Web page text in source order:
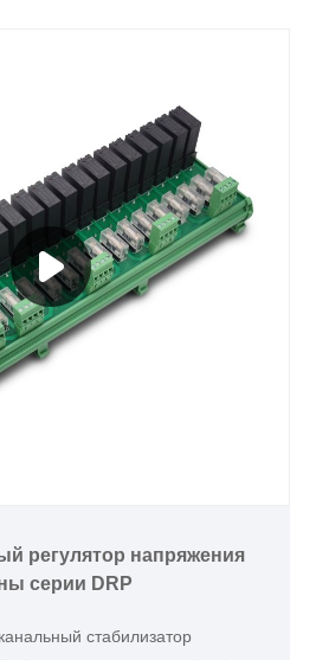
регулятор напряжения
серии DRP
стабилизатор